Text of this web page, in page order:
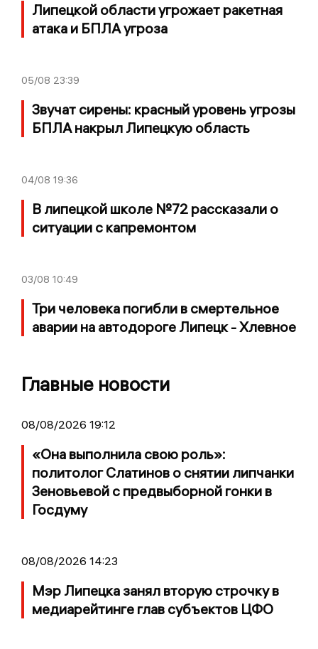
Липецкой области угрожает ракетная
атака и БПЛА угроза
05/08 23:39
Звучат сирены: красный уровень угрозы
БПЛА накрыл Липецкую область
04/08 19:36
В липецкой школе №72 рассказали о
ситуации с капремонтом
03/08 10:49
Три человека погибли в смертельное
аварии на автодороге Липецк - Хлевное
Главные новости
08/08/2026 19:12
«Она выполнила свою роль»:
политолог Слатинов о снятии липчанки
Зеновьевой с предвыборной гонки в
Госдуму
08/08/2026 14:23
Мэр Липецка занял вторую строчку в
медиарейтинге глав субъектов ЦФО